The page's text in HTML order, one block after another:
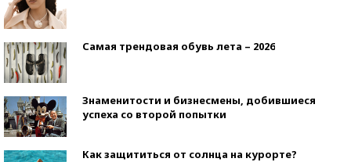
Самая трендовая обувь лета – 2026
Знаменитости и бизнесмены, добившиеся
успеха со второй попытки
Как защититься от солнца на курорте?